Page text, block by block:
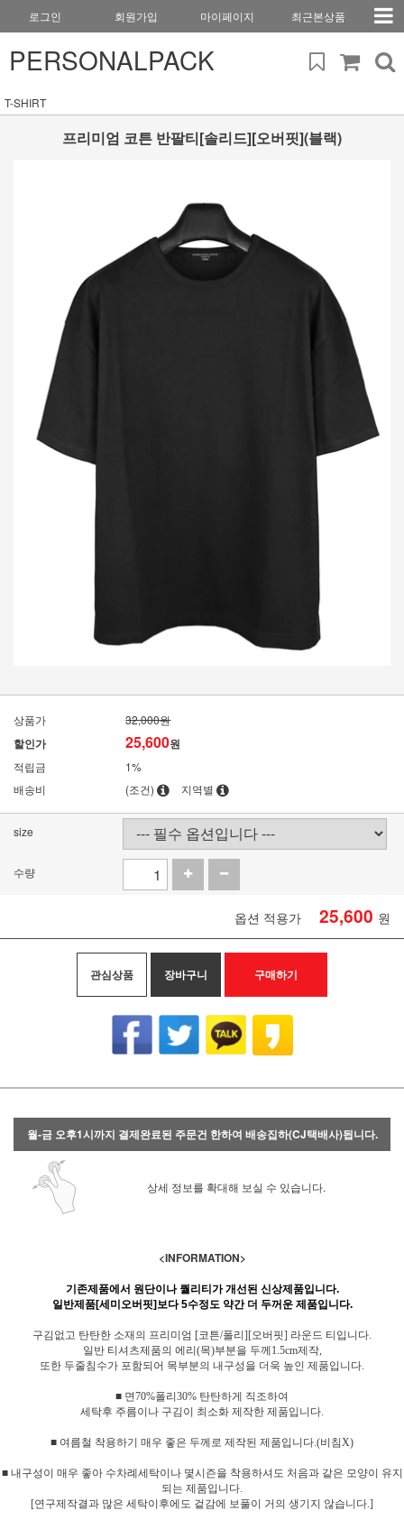
로그인 회원가입 마이페이지 최근본상품
PERSONALPACK
T-SHIRT
프리미엄 코튼 반팔티[솔리드][오버핏](블랙)
상품가 32,000원
할인가 25,600원
적립금
1%
배송비
(조건) 지역별
size
수량
옵션 적용가 25,600 원
관심상품 장바구니 구매하기
월-금 오후1시까지 결제완료된 주문건 한하여 배송집하(CJ택배사)됩니다.
상세 정보를 확대해 보실 수 있습니다.
<INFORMATION>
기존제품에서 원단이나 퀄리티가 개선된 신상제품입니다.
일반제품[세미오버핏]보다 5수정도 약간 더 두꺼운 제품입니다.
구김없고 탄탄한 소재의 프리미엄 [코튼/폴리][오버핏] 라운드 티입니다.
일반 티셔츠제품의 에리(목)부분을 두께1.5cm제작,
또한 두줄침수가 포함되어 목부분의 내구성을 더욱 높인 제품입니다.
■ 면70%폴리30% 탄탄하게 직조하여
세탁후 주름이나 구김이 최소화 제작한 제품입니다.
■ 여름철 착용하기 매우 좋은 두께로 제작된 제품입니다.(비침X)
■ 내구성이 매우 좋아 수차례세탁이나 몇시즌을 착용하셔도 처음과 같은 모양이 유지
되는 제품입니다.
[연구제작결과 많은 세탁이후에도 겉감에 보풀이 거의 생기지 않습니다.]